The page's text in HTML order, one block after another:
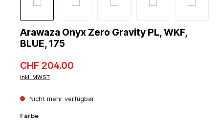
Arawaza Onyx Zero Gravity PL, WKF,
BLUE, 175
CHF 204.00
inkl. MWST
Nicht mehr verfügbar
Farbeauswählen